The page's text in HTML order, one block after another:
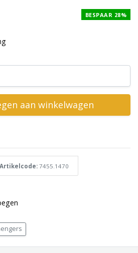
BESPAAR 28%
aan winkelwagen
Artikelcode: 7455.1470